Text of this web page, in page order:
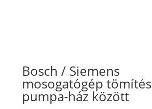
Bosch / Siemens
mosogatógép tömítés
pumpa-ház között